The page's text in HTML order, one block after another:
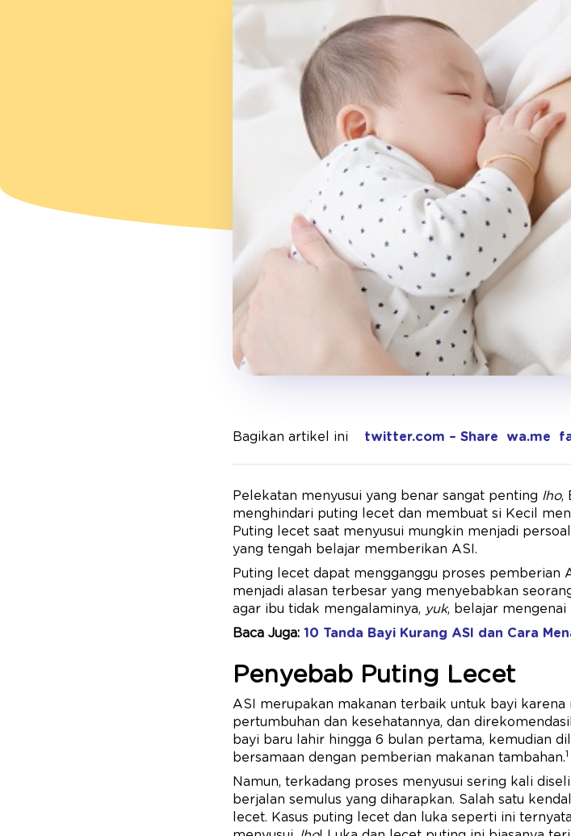
Bagikan artikel ini twitter.com – Share wa.me
Pelekatan menyusui yang benar sangat penting lho,
menghindari puting lecet dan membuat si Kecil
Puting lecet saat menyusui mungkin menjadi
yang tengah belajar memberikan ASI.
Puting lecet dapat mengganggu proses pemberian
menjadi alasan terbesar yang menyebabkan
agar ibu tidak mengalaminya, yuk, belajar mengenai
Baca Juga: 10 Tanda Bayi Kurang ASI dan Cara
Penyebab Puting Lecet
ASI merupakan makanan terbaik untuk bayi
pertumbuhan dan kesehatannya, dan
bayi baru lahir hingga 6 bulan pertama, kemudian
bersamaan dengan pemberian makanan tambahan.1
Namun, terkadang proses menyusui sering kali
berjalan semulus yang diharapkan. Salah satu
lecet. Kasus puting lecet dan luka seperti ini